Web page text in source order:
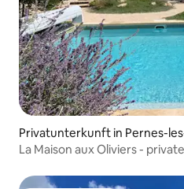
Privatunterkunft in Pernes-
La Maison aux Oliviers -